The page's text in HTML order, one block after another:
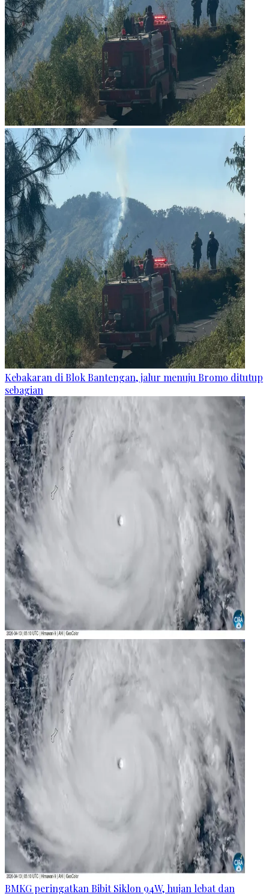
Kebakaran di Blok Bantengan, jalur menuju Bromo ditutup
sebagian
BMKG peringatkan Bibit Siklon 94W, hujan lebat dan